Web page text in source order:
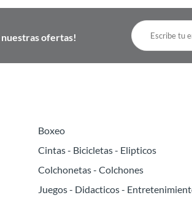
nuestras ofertas!
Boxeo
Cintas - Bicicletas - Elipticos
Colchonetas - Colchones
Juegos - Didacticos -